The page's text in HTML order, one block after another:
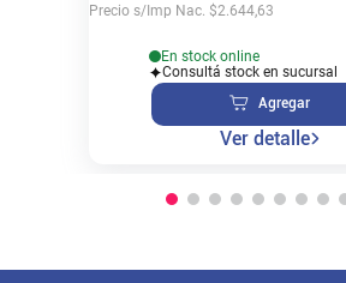
Precio s/Imp Nac. $2.644,63
En stock online
Consultá stock en sucursal
Agregar
Ver detalle